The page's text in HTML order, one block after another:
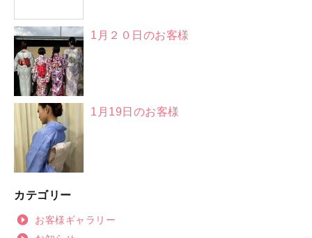
1月２０日のお客様
1月19日のお客様
カテゴリー
お客様ギャラリー